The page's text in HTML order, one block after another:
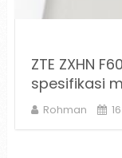
ZTE ZXHN
spesifikasi
Rohman